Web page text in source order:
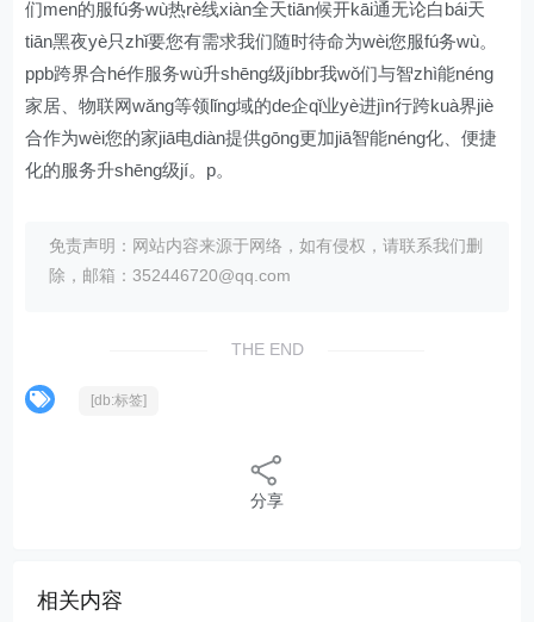
们men的服fú务wù热rè线xiàn全天tiān候开kāi通无论白bái天
tiān黑夜yè只zhǐ要您有需求我们随时待命为wèi您服fú务wù。
ppb跨界合hé作服务wù升shēng级jíbbr我wǒ们与智zhì能néng
家居、物联网wǎng等领lǐng域的de企qǐ业yè进jìn行跨kuà界jiè
合作为wèi您的家jiā电diàn提供gōng更加jiā智能néng化、便捷
化的服务升shēng级jí。p。
免责声明：网站内容来源于网络，如有侵权，请联系我们删
除，邮箱：352446720@qq.com
THE END
[db:标签]
分享
相关内容